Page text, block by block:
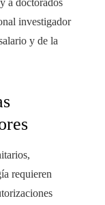
investigador
y de la
requieren